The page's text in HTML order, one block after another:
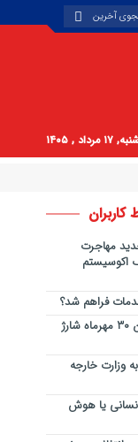
۱۷ مرداد , ۱۴۰۵
مهاجرت
اکوسیستم
فراهم شد؟
حساب این گروه از بازنشستگان ۳۰ مهرماه شارژ
به وزارت خارجه
یا هوش